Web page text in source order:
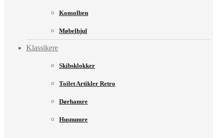
Konsolben
Møbelhjul
Klassikere
Skibsklokker
Toilet Artikler Retro
Dørhamre
Husnumre